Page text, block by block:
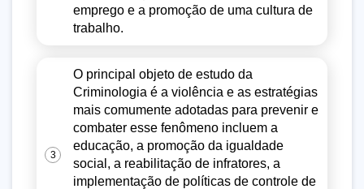
emprego e a promoção de uma cultura de
trabalho.
3
O principal objeto de estudo da
Criminologia é a violência e as estratégias
mais comumente adotadas para prevenir e
combater esse fenômeno incluem a
educação, a promoção da igualdade
social, a reabilitação de infratores, a
implementação de políticas de controle de